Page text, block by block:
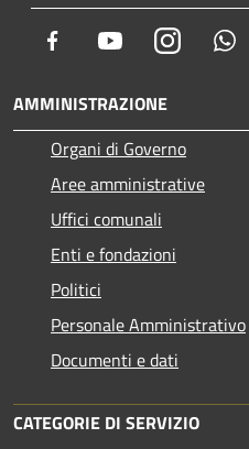
Facebook YoutubeInstagram
AMMINISTRAZIONE
Organi di Governo
Aree amministrative
Uffici comunali
Enti e fondazioni
Politici
Personale Amministrativo
Documenti e dati
CATEGORIE DI SERVIZIO